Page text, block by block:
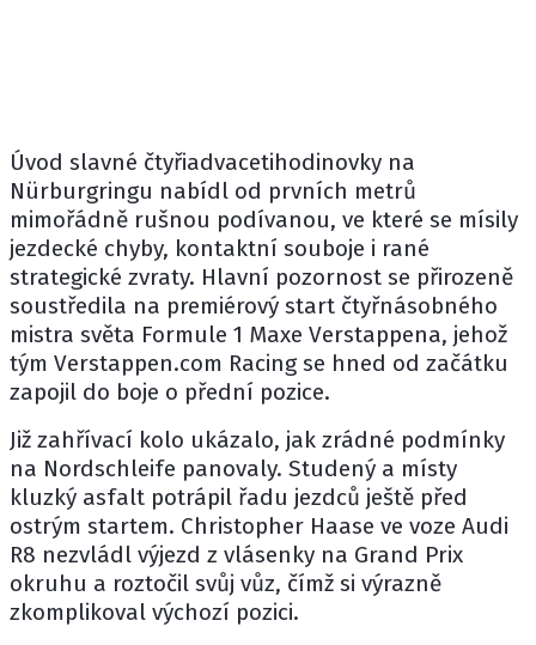
Úvod slavné čtyřiadvacetihodinovky na
Nürburgringu nabídl od prvních metrů
mimořádně rušnou podívanou, ve které se mísily
jezdecké chyby, kontaktní souboje i rané
strategické zvraty. Hlavní pozornost se přirozeně
soustředila na premiérový start čtyřnásobného
mistra světa Formule 1 Maxe Verstappena, jehož
tým Verstappen.com Racing se hned od začátku
zapojil do boje o přední pozice.
Již zahřívací kolo ukázalo, jak zrádné podmínky
na Nordschleife panovaly. Studený a místy
kluzký asfalt potrápil řadu jezdců ještě před
ostrým startem. Christopher Haase ve voze Audi
R8 nezvládl výjezd z vlásenky na Grand Prix
okruhu a roztočil svůj vůz, čímž si výrazně
zkomplikoval výchozí pozici.